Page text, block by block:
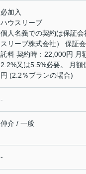
必加入
ハウスリーブ
個人名義での契約は保証会
スリーブ株式会社） 保証
託料 契約時：22,000円 月
2.2%又は5.5%必要。 月額
円 (2.2％プランの場合)
-
仲介 / 一般
-